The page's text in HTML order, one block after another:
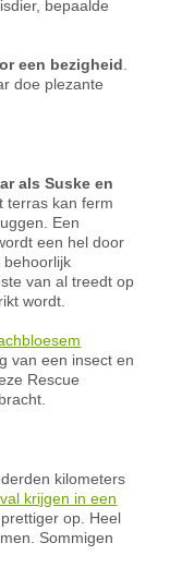
bepaalde
een bezigheid
doe plezante
als Suske en
terras kan ferm
Een
een hel door
behoorlijk
van al treedt op
wordt.
van een insect en
Rescue
kilometers
krijgen in een
op. Heel
Sommigen